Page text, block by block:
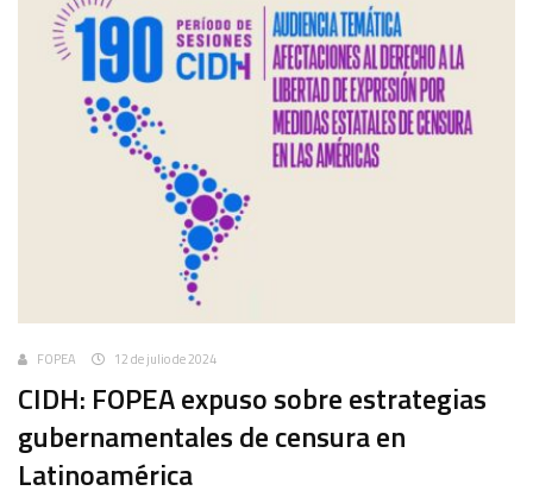
FOPEA 12 de julio de 2024
CIDH: FOPEA expuso sobre estrategias
gubernamentales de censura en
Latinoamérica